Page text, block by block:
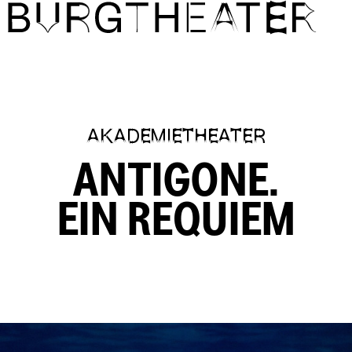
Direkt zum Inhalt
ANTIGONE.
EIN REQUIEM
AKADEMIETHEATER